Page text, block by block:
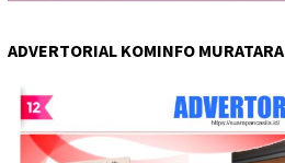
ADVERTORIAL KOMINFO MURATARA